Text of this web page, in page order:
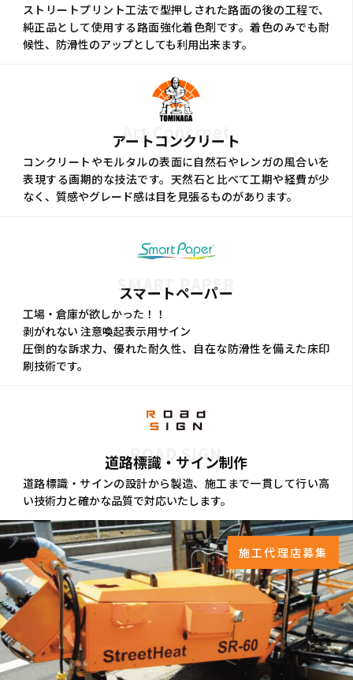
ストリートプリント工法で型押しされた路面の後の工程で、
純正品として使用する路面強化着色剤です。着色のみでも耐
候性、防滑性のアップとしても利用出来ます。
Art Concreet
アートコンクリート
コンクリートやモルタルの表面に自然石やレンガの風合いを
表現する画期的な技法です。天然石と比べて工期や経費が少
なく、質感やグレード感は目を見張るものがあります。
SMART PAPER
スマートペーパー
工場・倉庫が欲しかった！！
剥がれない 注意喚起表示用サイン
圧倒的な訴求力、優れた耐久性、自在な防滑性を備えた床印
刷技術です。
ROAD SIGN
道路標識・サイン制作
道路標識・サインの設計から製造、施工まで一貫して行い高
い技術力と確かな品質で対応いたします。
施工代理店募集